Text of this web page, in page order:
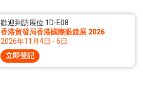
歡迎到訪展位 1D-E08
香港貿發局香港國際眼鏡展 2026
2026年11月4日 - 6日
立即登記